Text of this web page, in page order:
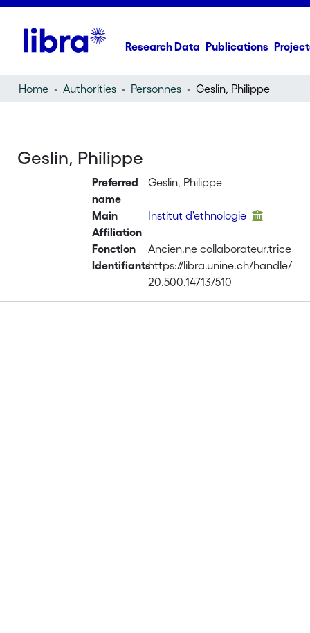
Research Data Publications
Home Authorities Personnes Geslin, Philippe
Geslin, Philippe
Preferred
name
Geslin, Philippe
Main
Affiliation
Institut d'ethnologie
Fonction
Ancien.ne collaborateur.trice
Identifiantshttps://libra.unine.ch/handle/
20.500.14713/510